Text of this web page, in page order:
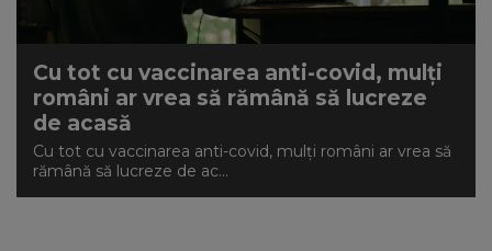
Cu tot cu vaccinarea anti-covid, mulți
români ar vrea să rămână să lucreze
de acasă
Cu tot cu vaccinarea anti-covid, mulți români ar vrea să
rămână să lucreze de ac...